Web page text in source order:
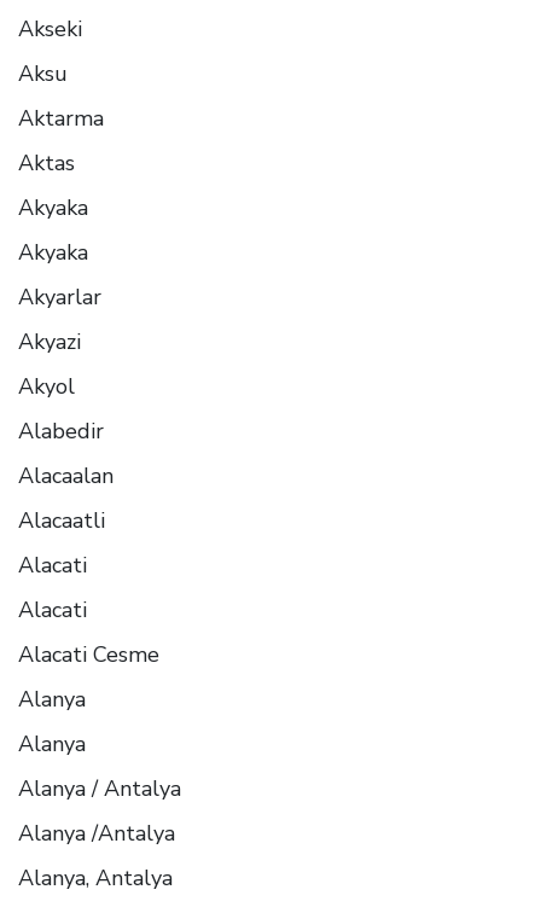
Akseki
Aksu
Aktarma
Aktas
Akyaka
Akyaka
Akyarlar
Akyazi
Akyol
Alabedir
Alacaalan
Alacaatli
Alacati
Alacati
Alacati Cesme
Alanya
Alanya
Alanya / Antalya
Alanya /Antalya
Alanya, Antalya